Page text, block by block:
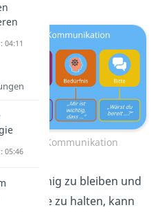
Kommunikation
ruhig zu bleiben und
Schritte zu halten, kann
04:11
05:46